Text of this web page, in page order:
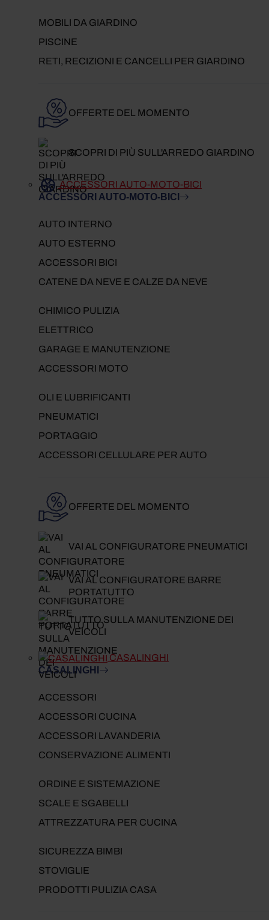
MOBILI DA GIARDINO
PISCINE
RETI, RECIZIONI E CANCELLI PER GIARDINO
OFFERTE DEL MOMENTO
SCOPRI DI PIÙ SULL'ARREDO GIARDINO
ACCESSORI AUTO-MOTO-BICI
ACCESSORI AUTO-MOTO-BICI
AUTO INTERNO
AUTO ESTERNO
ACCESSORI BICI
CATENE DA NEVE E CALZE DA NEVE
CHIMICO PULIZIA
ELETTRICO
GARAGE E MANUTENZIONE
ACCESSORI MOTO
OLI E LUBRIFICANTI
PNEUMATICI
PORTAGGIO
ACCESSORI CELLULARE PER AUTO
OFFERTE DEL MOMENTO
VAI AL CONFIGURATORE PNEUMATICI
VAI AL CONFIGURATORE BARRE
PORTATUTTO
TUTTO SULLA MANUTENZIONE DEI
VEICOLI
CASALINGHI
CASALINGHI
ACCESSORI
ACCESSORI CUCINA
ACCESSORI LAVANDERIA
CONSERVAZIONE ALIMENTI
ORDINE E SISTEMAZIONE
SCALE E SGABELLI
ATTREZZATURA PER CUCINA
SICUREZZA BIMBI
STOVIGLIE
PRODOTTI PULIZIA CASA